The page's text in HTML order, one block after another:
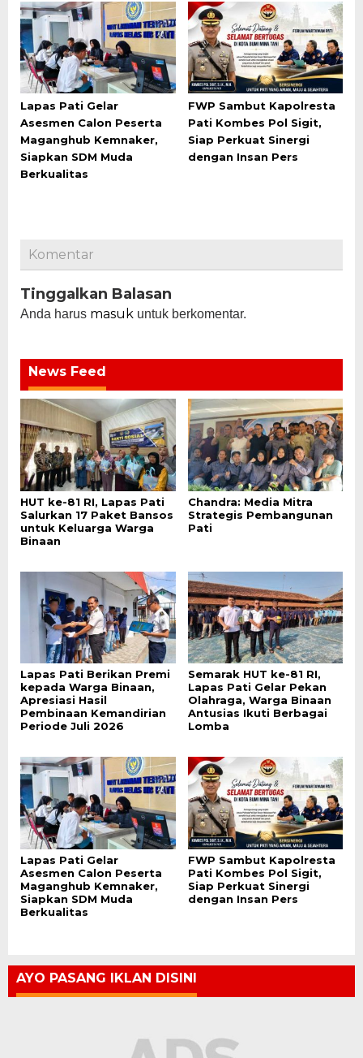
Lapas Pati Gelar
Asesmen Calon Peserta
Maganghub Kemnaker,
Siapkan SDM Muda
Berkualitas
FWP Sambut Kapolresta
Pati Kombes Pol Sigit,
Siap Perkuat Sinergi
dengan Insan Pers
Komentar
Tinggalkan Balasan
Anda harus masuk untuk berkomentar.
News Feed
HUT ke-81 RI, Lapas Pati
Salurkan 17 Paket Bansos
untuk Keluarga Warga
Binaan
Chandra: Media Mitra
Strategis Pembangunan
Pati
Lapas Pati Berikan Premi
kepada Warga Binaan,
Apresiasi Hasil
Pembinaan Kemandirian
Periode Juli 2026
Semarak HUT ke-81 RI,
Lapas Pati Gelar Pekan
Olahraga, Warga Binaan
Antusias Ikuti Berbagai
Lomba
Lapas Pati Gelar
Asesmen Calon Peserta
Maganghub Kemnaker,
Siapkan SDM Muda
Berkualitas
FWP Sambut Kapolresta
Pati Kombes Pol Sigit,
Siap Perkuat Sinergi
dengan Insan Pers
AYO PASANG IKLAN DISINI